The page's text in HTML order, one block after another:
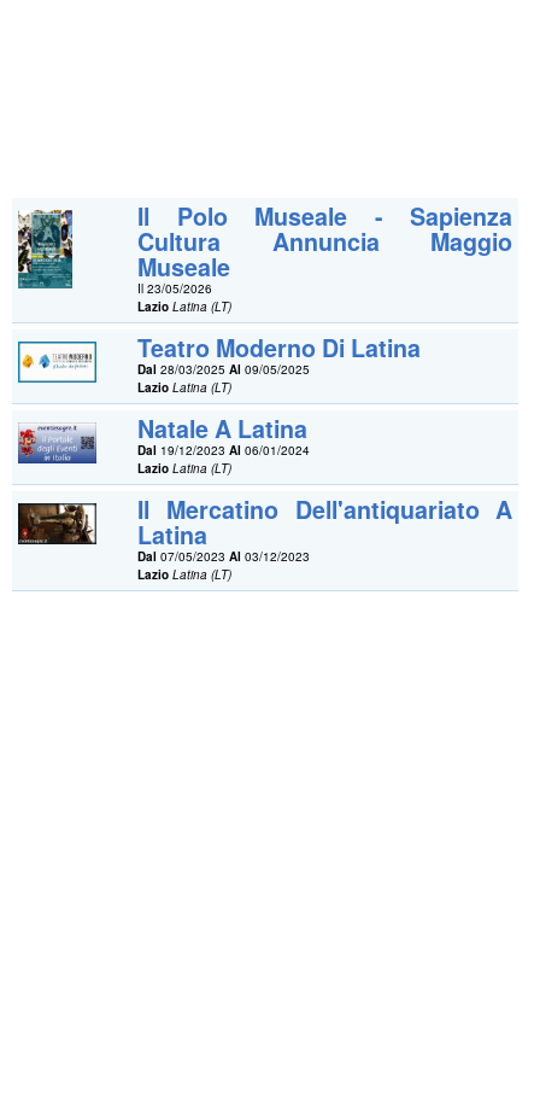
Il Polo Museale - Sapienza
Cultura Annuncia Maggio
Museale
Il 23/05/2026
Lazio Latina (LT)
Teatro Moderno Di Latina
Dal 28/03/2025Al 09/05/2025
Lazio Latina (LT)
Natale A Latina
Dal 19/12/2023Al 06/01/2024
Lazio Latina (LT)
Il Mercatino Dell'antiquariato A
Latina
Dal 07/05/2023Al 03/12/2023
Lazio Latina (LT)